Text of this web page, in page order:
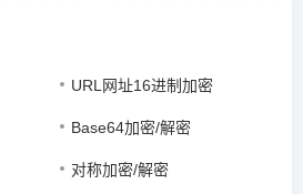
URL网址16进制加密
Base64加密/解密
对称加密/解密